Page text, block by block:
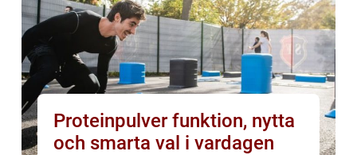
Proteinpulver funktion, nytta
och smarta val i vardagen